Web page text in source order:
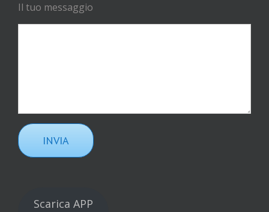
Il tuo messaggio
Scarica APP